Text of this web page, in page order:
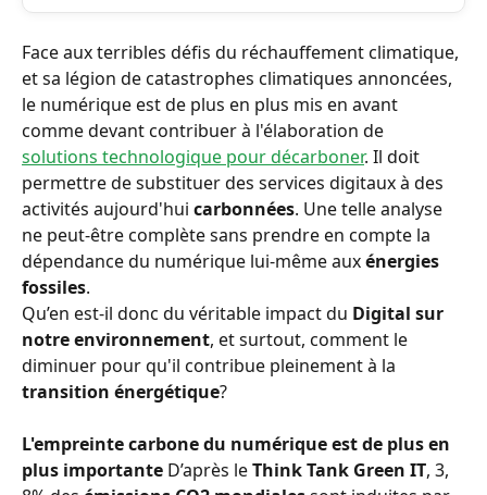
Face aux terribles défis du réchauffement climatique,
et sa légion de catastrophes climatiques annoncées,
le numérique est de plus en plus mis en avant
comme devant contribuer à l'élaboration de
solutions technologique pour décarboner. Il doit
permettre de substituer des services digitaux à des
activités aujourd'hui carbonnées. Une telle analyse
ne peut-être complète sans prendre en compte la
dépendance du numérique lui-même aux énergies
fossiles.
Qu’en est-il donc du véritable impact du Digital sur
notre environnement, et surtout, comment le
diminuer pour qu'il contribue pleinement à la
transition énergétique?
L'empreinte carbone du numérique est de plus en
plus importante D’après le Think Tank Green IT, 3,